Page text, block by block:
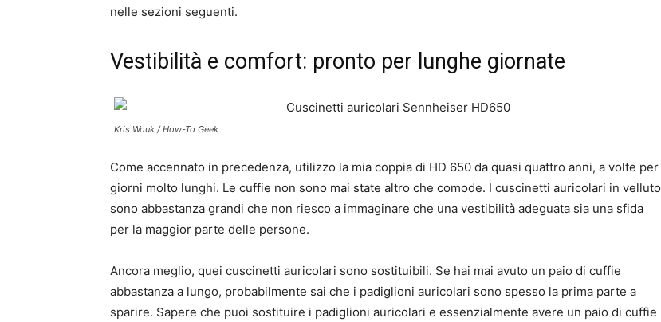
nelle sezioni seguenti.
Vestibilità e comfort: pronto per lunghe giornate
Kris Wouk / How-To Geek
Come accennato in precedenza, utilizzo la mia coppia di HD 650 da quasi quattro anni, a volte per
giorni molto lunghi. Le cuffie non sono mai state altro che comode. I cuscinetti auricolari in velluto
sono abbastanza grandi che non riesco a immaginare che una vestibilità adeguata sia una sfida
per la maggior parte delle persone.
Ancora meglio, quei cuscinetti auricolari sono sostituibili. Se hai mai avuto un paio di cuffie
abbastanza a lungo, probabilmente sai che i padiglioni auricolari sono spesso la prima parte a
sparire. Sapere che puoi sostituire i padiglioni auricolari e essenzialmente avere un paio di cuffie